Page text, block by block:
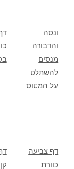
ונסה
והדבורה
מנסים
להשתלט
על המטוס
דף צביעה
כוורת